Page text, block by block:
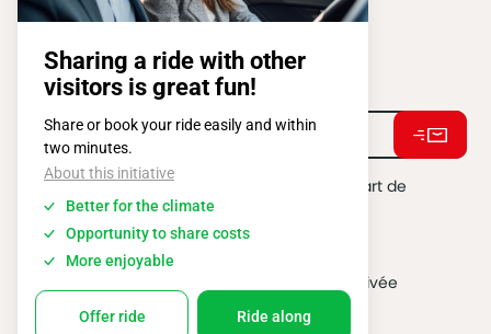
Restons connectés !
J'accepte de recevoir des e-mails de la part de
BATIBOUW.*
Vie privée
Politique Cookies